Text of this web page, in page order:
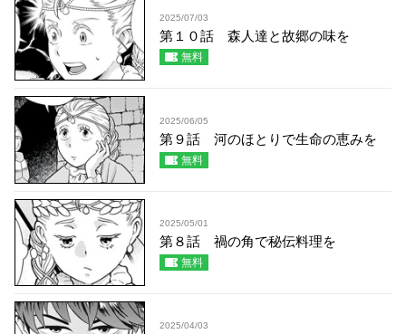
2025/07/03
第１０話 森人達と故郷の味を
無料
2025/06/05
第９話 河のほとりで生命の恵みを
無料
2025/05/01
第８話 禍の角で秘伝料理を
無料
2025/04/03